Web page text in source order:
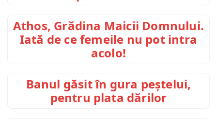
Athos, Grădina Maicii Domnului.
Iată de ce femeile nu pot intra
acolo!
Banul găsit în gura peștelui,
pentru plata dărilor